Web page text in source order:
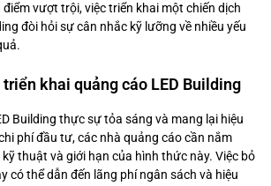
vượt trội, việc triển khai một chiến dịch
đòi hỏi sự cân nhắc kỹ lưỡng về nhiều yếu
khai quảng cáo LED Building
Building thực sự tỏa sáng và mang lại hiệu
phí đầu tư, các nhà quảng cáo cần nắm
thuật và giới hạn của hình thức này. Việc bỏ
có thể dẫn đến lãng phí ngân sách và hiệu